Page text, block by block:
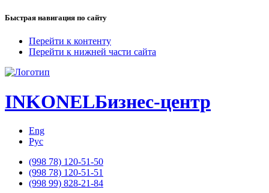
Быстрая навигация по сайту
Перейти к контенту
Перейти к нижней части сайта
INKONELБизнес-центр
Eng
Рус
(998 78) 120-51-50
(998 78) 120-51-51
(998 99) 828-21-84